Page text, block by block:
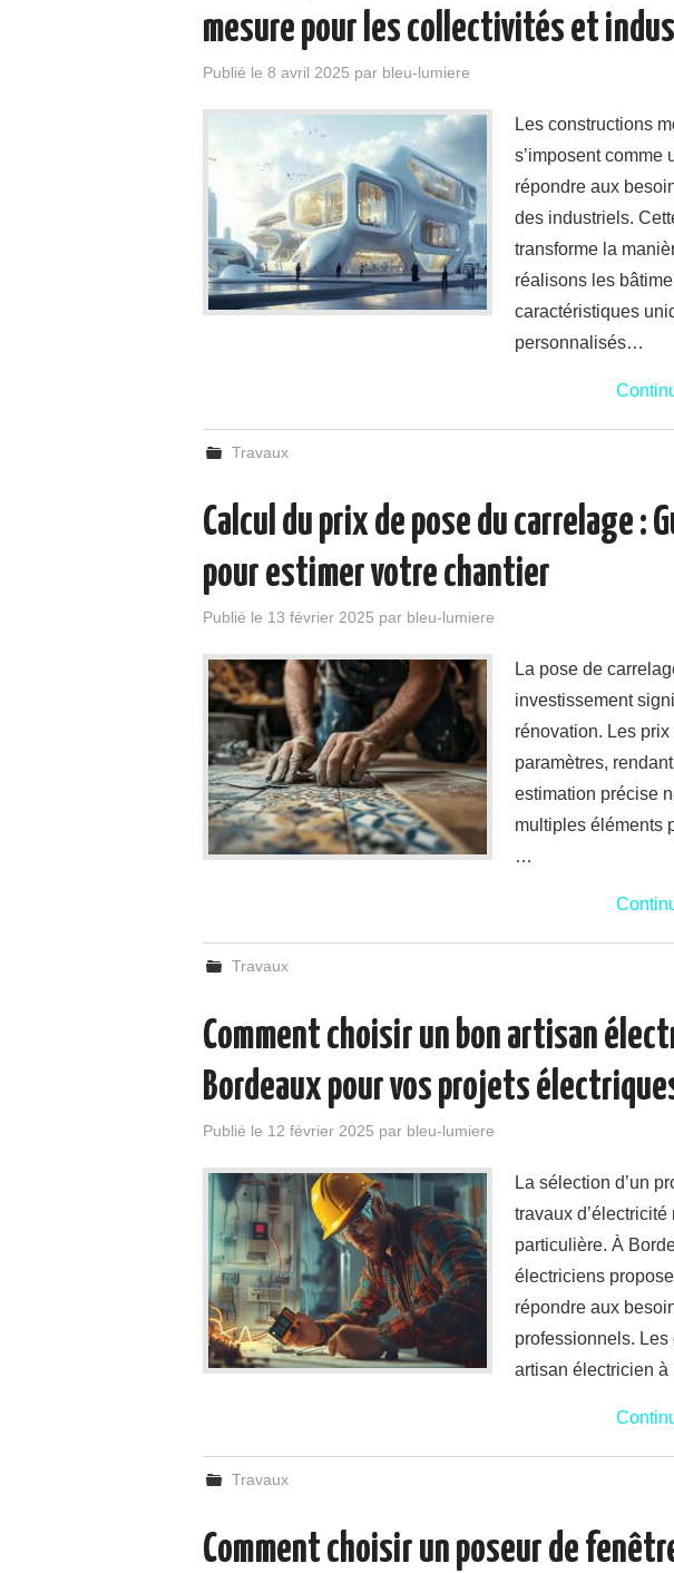
mesure pour les collectivités et
Publié le 8 avril 2025 par bleu-lumiere
Les constructions
s’imposent comme
répondre aux
des industriels.
transforme la
réalisons les
caractéristiques
personnalisés…
Travaux
Calcul du prix de pose du carrelage :
pour estimer votre chantier
Publié le 13 février 2025 par bleu-lumiere
La pose de
investissement
rénovation. Les
paramètres,
estimation précise
multiples éléments
…
Travaux
Comment choisir un bon artisan
Bordeaux pour vos projets
Publié le 12 février 2025 par bleu-lumiere
La sélection d’un
travaux
particulière. À
électriciens
répondre aux
professionnels. Les
artisan électricien
Travaux
Comment choisir un poseur de